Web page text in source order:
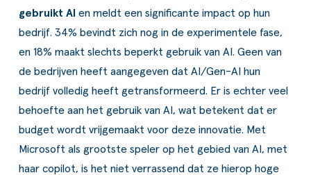
gebruikt AI en meldt een significante impact op hun
bedrijf. 34% bevindt zich nog in de experimentele fase,
en 18% maakt slechts beperkt gebruik van AI. Geen van
de bedrijven heeft aangegeven dat AI/Gen-AI hun
bedrijf volledig heeft getransformeerd. Er is echter veel
behoefte aan het gebruik van AI, wat betekent dat er
budget wordt vrijgemaakt voor deze innovatie. Met
Microsoft als grootste speler op het gebied van AI, met
haar copilot, is het niet verrassend dat ze hierop hoge